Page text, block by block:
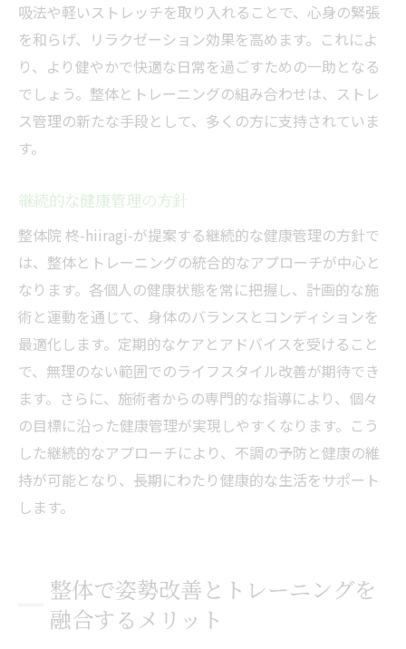
吸法や軽いストレッチを取り入れることで、心身の緊張
を和らげ、リラクゼーション効果を高めます。これによ
り、より健やかで快適な日常を過ごすための一助となる
でしょう。整体とトレーニングの組み合わせは、ストレ
ス管理の新たな手段として、多くの方に支持されていま
す。
継続的な健康管理の方針
整体院 柊-hiiragi-が提案する継続的な健康管理の方針で
は、整体とトレーニングの統合的なアプローチが中心と
なります。各個人の健康状態を常に把握し、計画的な施
術と運動を通じて、身体のバランスとコンディションを
最適化します。定期的なケアとアドバイスを受けること
で、無理のない範囲でのライフスタイル改善が期待でき
ます。さらに、施術者からの専門的な指導により、個々
の目標に沿った健康管理が実現しやすくなります。こう
した継続的なアプローチにより、不調の予防と健康の維
持が可能となり、長期にわたり健康的な生活をサポート
します。
整体で姿勢改善とトレーニングを
融合するメリット